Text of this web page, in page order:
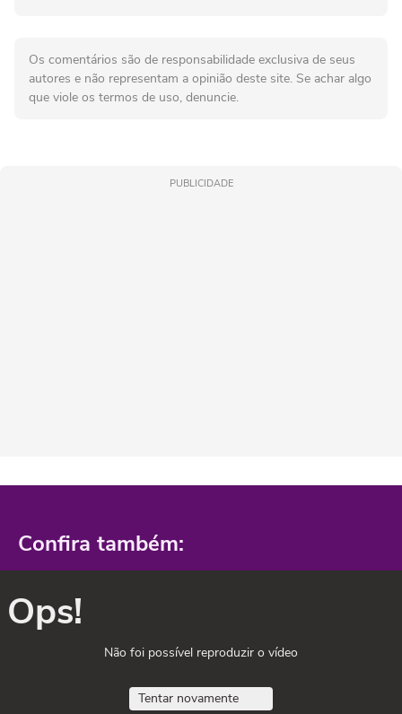
Os comentários são de responsabilidade exclusiva de seus
autores e não representam a opinião deste site. Se achar algo
que viole os termos de uso, denuncie.
PUBLICIDADE
Confira também:
Ops!
Não foi possível reproduzir o vídeo
Tentar novamente